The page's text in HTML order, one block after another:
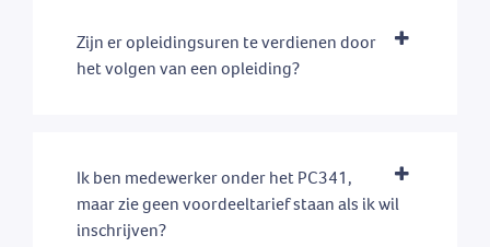
Zijn er opleidingsuren te verdienen door
het volgen van een opleiding?
Ik ben medewerker onder het PC341,
maar zie geen voordeeltarief staan als ik wil
inschrijven?